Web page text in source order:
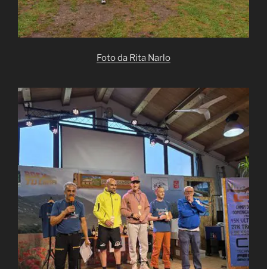
Foto da Rita Narlo